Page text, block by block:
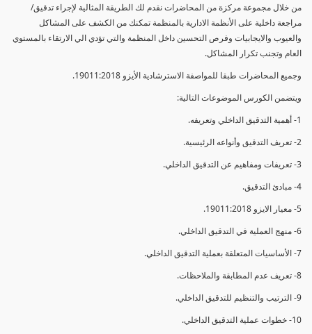
من خلال مجموعة مركزة من المحاضرات نقدم لك الطريقة المثالية لإجراء تدقيق/
مراجعة داخلية على الأنظمة الادارية بالمنظمة تمكنك من الكشف على المشاكل
والعيوب والايجابيات وفرص التحسين داخل المنظمة والتي تؤدي الي الارتقاء بالمستوي
العام وتجنب تكرار المشاكل.
وجميع المحاضرات طبقا للمواصفة الاسترشادية الأيزو 19011:2018.
ويتضمن الكورس الموضوعات التالية:
1- أهمية التدقيق الداخلي وتعريفه.
2- تعريف التدقيق وأنواعه الرئيسية.
3- تعريفات ومفاهيم عن التدقيق الداخلي.
4- مبادئ التدقيق.
5- معيار الايزو 19011:2018.
6- منهج العملية في التدقيق الداخلي.
7- الأساسيات المتعلقة بعملية التدقيق الداخلي.
8- تعريف عدم المطابقة والملاحظات.
9- الترتيب والتنظيم للتدقيق الداخلي.
10- خطوات عملية التدقيق الداخلي.